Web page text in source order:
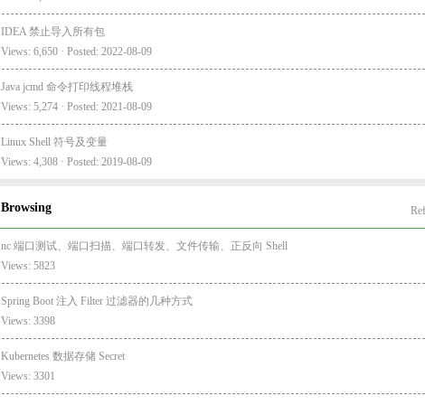
IDEA 禁止导入所有包
Views: 6,650 · Posted: 2022-08-09
Java jcmd 命令打印线程堆栈
Views: 5,274 · Posted: 2021-08-09
Linux Shell 符号及变量
Views: 4,308 · Posted: 2019-08-09
Browsing
nc 端口测试、端口扫描、端口转发、文件传输、正反向 Shell
Views: 5823
Spring Boot 注入 Filter 过滤器的几种方式
Views: 3398
Kubernetes 数据存储 Secret
Views: 3301